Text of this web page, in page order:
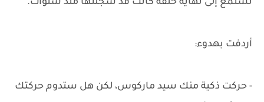
تستمع إلى نهاية حلقة كانت قد سجلتها منذ سنوات.
أردفت بهدوء:
- حركت ذكية منك سيد ماركوس، لكن هل ستدوم حركتك